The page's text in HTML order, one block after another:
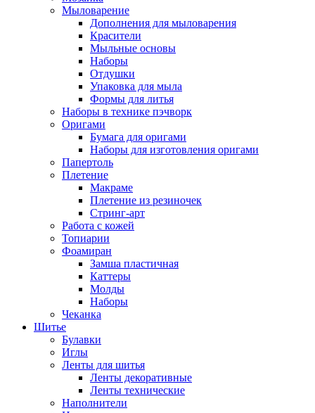
Мыловарение
Дополнения для мыловарения
Красители
Мыльные основы
Наборы
Отдушки
Упаковка для мыла
Формы для литья
Наборы в технике пэчворк
Оригами
Бумага для оригами
Наборы для изготовления оригами
Папертоль
Плетение
Макраме
Плетение из резиночек
Стринг-арт
Работа с кожей
Топиарии
Фоамиран
Замша пластичная
Каттеры
Молды
Наборы
Чеканка
Шитье
Булавки
Иглы
Ленты для шитья
Ленты декоративные
Ленты технические
Наполнители